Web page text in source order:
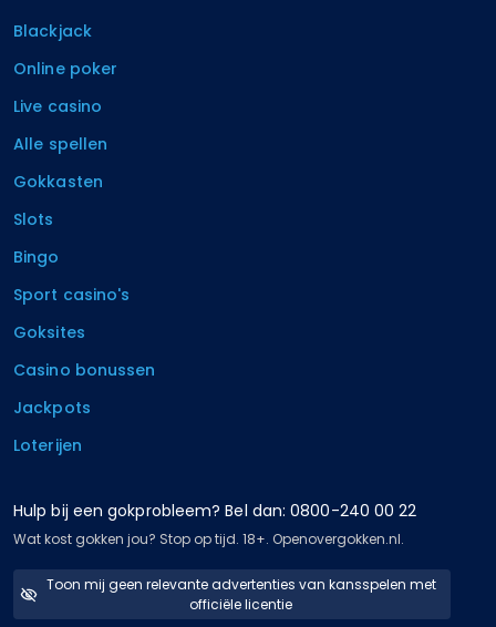
Blackjack
Online poker
Live casino
Alle spellen
Gokkasten
Slots
Bingo
Sport casino's
Goksites
Casino bonussen
Jackpots
Loterijen
Hulp bij een gokprobleem? Bel dan: 0800-240 00 22
Wat kost gokken jou? Stop op tijd. 18+. Openovergokken.nl.
Toon mij geen relevante advertenties van kansspelen met
officiële licentie